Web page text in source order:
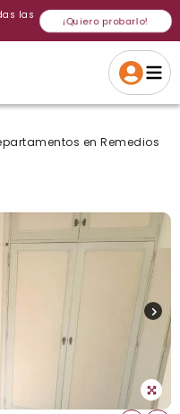
las
¡Quiero probarlo!
eliminar
en Remedios